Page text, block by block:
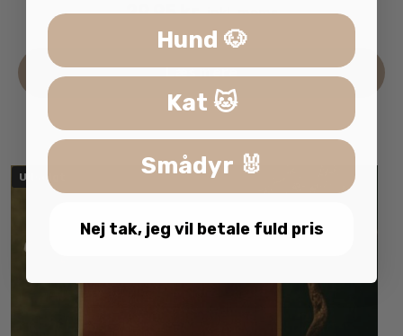
29.95kr.inkl. moms
Læs mere
Udsolgt
Hund 🐶
Kat 🐱
Smådyr 🐰
Nej tak, jeg vil betale fuld pris